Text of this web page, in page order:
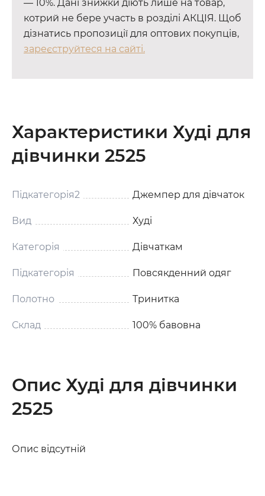
— 10%. Дані знижки діють лише на товар,
котрий не бере участь в розділі АКЦІЯ. Щоб
дізнатись пропозиції для оптових покупців,
зареєструйтеся на сайті.
Характеристики Худі для
дівчинки 2525
Підкатегорія2 Джемпер для дівчаток
Вид Худі
Категорія Дівчаткам
Підкатегорія Повсякденний одяг
Полотно Тринитка
Склад 100% бавовна
Опис Худі для дівчинки
2525
Опис відсутній